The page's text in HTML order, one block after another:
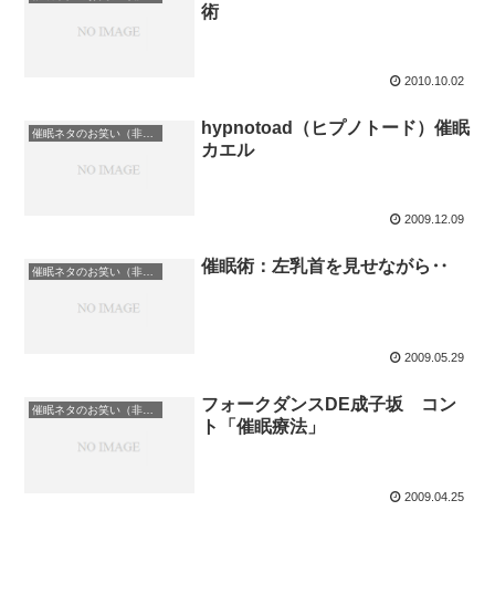
術
2010.10.02
hypnotoad（ヒプノトード）催眠
カエル
2009.12.09
催眠術：左乳首を見せながら‥
2009.05.29
催眠ネタのお笑い（非催眠）
フォークダンスDE成子坂 コン
ト「催眠療法」
2009.04.25